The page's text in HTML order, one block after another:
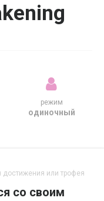
режим
одиночный
достижения или трофея
со своим